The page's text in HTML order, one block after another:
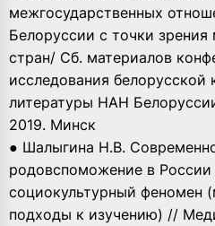
межгосударственных
Белоруссии с точки
стран/ Сб. материалов
исследования белорусской
литературы НАН
2019. Минск
● Шалыгина Н.В.
родовспоможение в России
социокультурный феномен
подходы к изучению) //